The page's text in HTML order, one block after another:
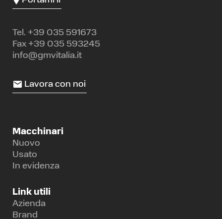
Tel. +39 035 591673
Fax +39 035 593245
info@gmvitalia.it
Lavora con noi
Macchinari
Nuovo
Usato
In evidenza
Link utili
Azienda
Brand